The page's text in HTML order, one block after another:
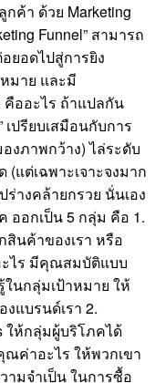
ค้า ด้วย Marketing
Funnel” สามารถ
ยอดไปสู่การยิง
มาย และมี
คืออะไร ถ้าแปลกัน
เปรียบเสมือนกับการ
ภาพกว้าง) ไล่ระดับ
แต่เฉพาะเจาะจงมาก
างคล้ายกรวย นั่นเอง
ออกเป็น 5 กลุ่ม คือ 1.
สินค้าของเรา หรือ
ะไร มีคุณสมบัติแบบ
นกลุ่มเป้าหมาย ให้
แบรนด์เรา 2.
ให้กลุ่มผู้บริโภคได้
ค่าอะไร ให้พวกเขา
ามจำเป็น ในการซื้อ